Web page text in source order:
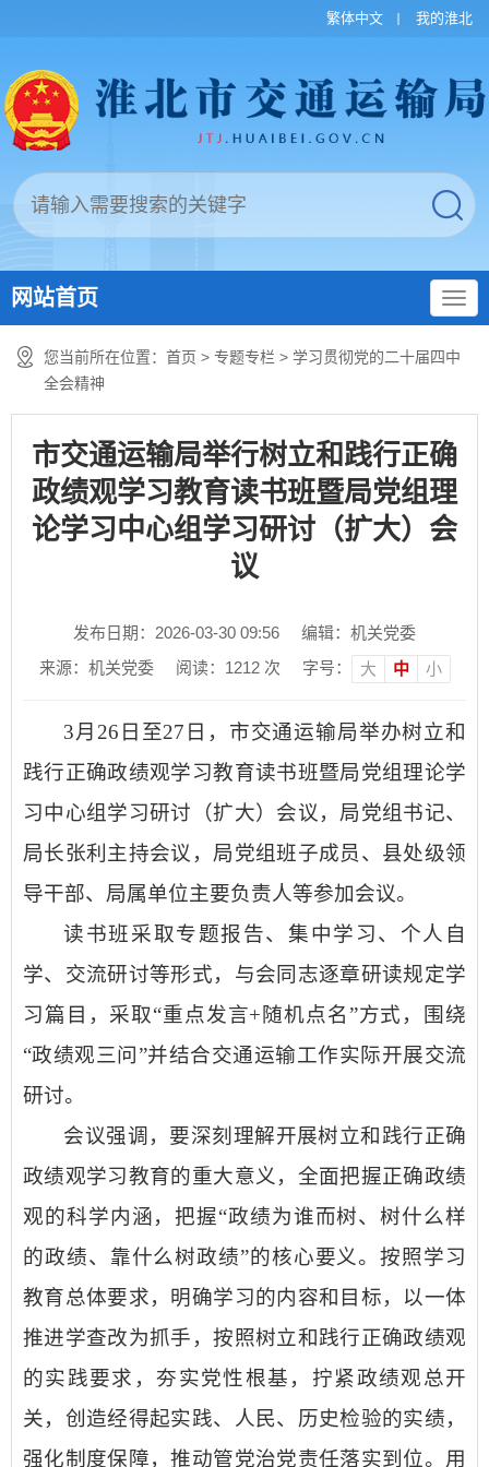
繁体中文 我的淮北
网站首页
您当前所在位置： 首页 > 专题专栏 > 学习贯彻党的二十届四中
全会精神
市交通运输局举行树立和践行正确
政绩观学习教育读书班暨局党组理
论学习中心组学习研讨（扩大）会
议
发布日期：2026-03-30 09:56
编辑：机关党委
来源：机关党委
阅读： 1212次 字号： 大 中 小
3月26日至27日，市交通运输局举办树立和
践行正确政绩观学习教育读书班暨局党组理论学
习中心组学习研讨（扩大）会议，局党组书记、
局长张利主持会议，局党组班子成员、县处级领
导干部、局属单位主要负责人等参加会议。
读书班采取专题报告、集中学习、个人自
学、交流研讨等形式，与会同志逐章研读规定学
习篇目，采取“重点发言+随机点名”方式，围绕
“政绩观三问”并结合交通运输工作实际开展交流
研讨。
会议强调，要深刻理解开展树立和践行正确
政绩观学习教育的重大意义，全面把握正确政绩
观的科学内涵，把握“政绩为谁而树、树什么样
的政绩、靠什么树政绩”的核心要义。按照学习
教育总体要求，明确学习的内容和目标，以一体
推进学查改为抓手，按照树立和践行正确政绩观
的实践要求，夯实党性根基，拧紧政绩观总开
关，创造经得起实践、人民、历史检验的实绩，
强化制度保障，推动管党治党责任落实到位。用